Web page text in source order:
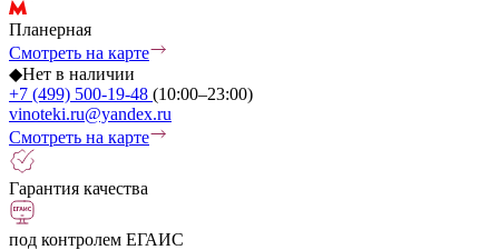
Планерная
Смотреть на карте
◆Нет в наличии
+7 (499) 500-19-48 (10:00–23:00)
vinoteki.ru@yandex.ru
Смотреть на карте
Гарантия качества
под контролем ЕГАИС